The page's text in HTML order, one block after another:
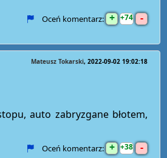
Oceń komentarz: + 74 -
Mateusz Tokarski 2022-09-02 19:02:18
auto zabryzgane błotem,
Oceń komentarz: + 38 -